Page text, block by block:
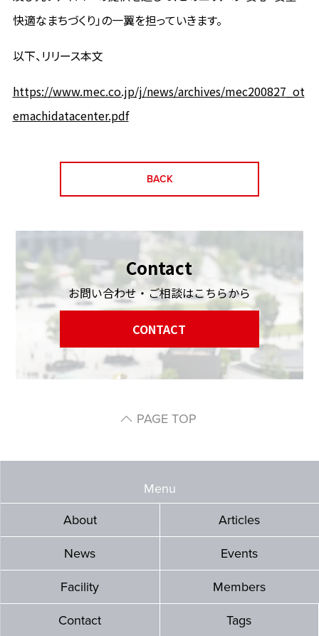
快適なまちづくり」の一翼を担っていきます。
以下、リリース本文
https://www.mec.co.jp/j/news/archives/mec200827_ot
emachidatacenter.pdf
BACK
Contact
お問い合わせ・ご相談はこちらから
CONTACT
PAGE TOP
Menu
About
Articles
News Events
Facility Members
Contact Tags